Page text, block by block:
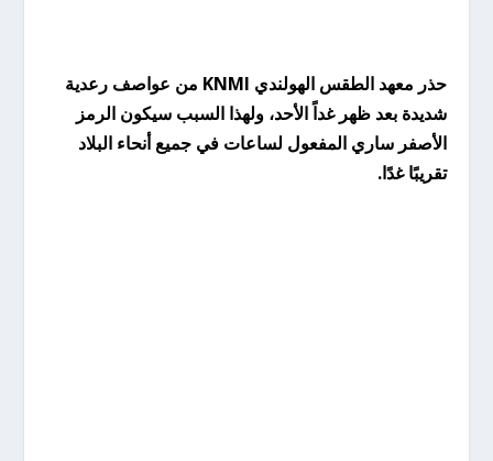
حذر معهد الطقس الهولندي KNMI من عواصف رعدية
شديدة بعد ظهر غداً الأحد، ولهذا السبب سيكون الرمز
الأصفر ساري المفعول لساعات في جميع أنحاء البلاد
تقريبًا غدًا.